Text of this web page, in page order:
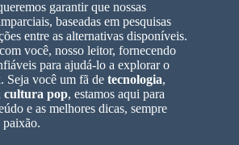
garantir que nossas
baseadas em pesquisas
entre as alternativas disponíveis.
você, nosso leitor, fornecendo
para ajudá-lo a explorar o
Seja você um fã de tecnologia,
cultura pop, estamos aqui para
e as melhores dicas, sempre
paixão.